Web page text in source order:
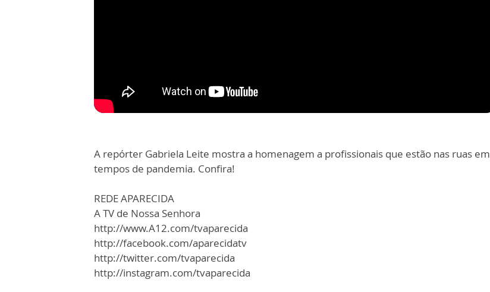
A repórter Gabriela Leite mostra a homenagem a profissionais que estão nas ruas em
tempos de pandemia. Confira!
REDE APARECIDA
A TV de Nossa Senhora
http://www.A12.com/tvaparecida
http://facebook.com/aparecidatv
http://twitter.com/tvaparecida
http://instagram.com/tvaparecida